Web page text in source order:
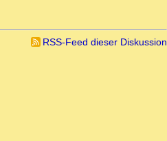
RSS-Feed dieser Diskussion